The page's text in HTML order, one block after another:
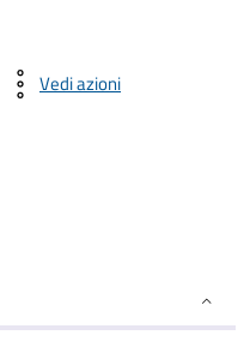
Vedi azioni